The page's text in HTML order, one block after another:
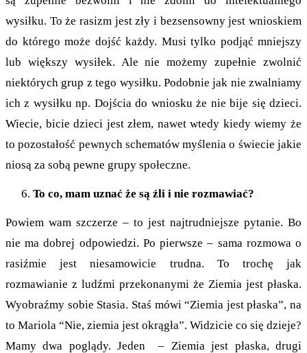
wysiłku. To że rasizm jest zły i bezsensowny jest wnioskiem
do którego może dojść każdy. Musi tylko podjąć mniejszy
lub większy wysiłek. Ale nie możemy zupełnie zwolnić
niektórych grup z tego wysiłku. Podobnie jak nie zwalniamy
ich z wysiłku np. Dojścia do wniosku że nie bije się dzieci.
Wiecie, bicie dzieci jest złem, nawet wtedy kiedy wiemy że
to pozostałość pewnych schematów myślenia o świecie jakie
niosą za sobą pewne grupy społeczne.
To co, mam uznać że są źli i nie rozmawiać?
Powiem wam szczerze – to jest najtrudniejsze pytanie. Bo
nie ma dobrej odpowiedzi. Po pierwsze – sama rozmowa o
rasiźmie jest niesamowicie trudna. To trochę jak
rozmawianie z ludźmi przekonanymi że Ziemia jest płaska.
Wyobraźmy sobie Stasia. Staś mówi “Ziemia jest płaska”, na
to Mariola “Nie, ziemia jest okrągła”. Widzicie co się dzieje?
Mamy dwa poglądy. Jeden – Ziemia jest płaska, drugi